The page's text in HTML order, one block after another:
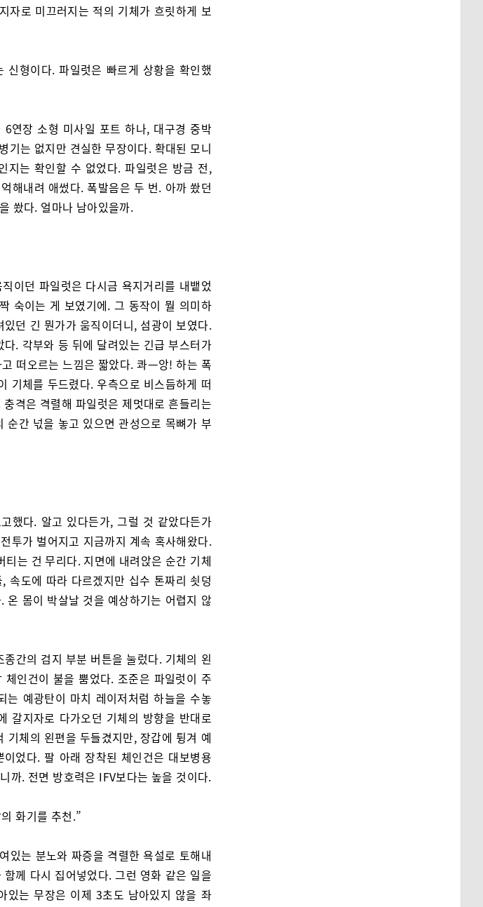
자로 미끄러지는 적의 기체가 흐릿하게 보
형이다. 파일럿은 빠르게 상황을 확인했
연장 소형 미사일 포트 하나, 대구경 중박
기는 없지만 견실한 무장이다. 확대된 모니
지는 확인할 수 없었다. 파일럿은 방금 전,
해내려 애썼다. 폭발음은 두 번. 아까 쐈던
쐈다. 얼마나 남아있을까.
이던 파일럿은 다시금 욕지거리를 내뱉었
숙이는 게 보였기에. 그 동작이 뭘 의미하
던 긴 뭔가가 움직이더니, 섬광이 보였다.
. 각부와 등 뒤에 달려있는 긴급 부스터가
떠오르는 느낌은 짧았다. 콰ㅡ앙! 하는 폭
기체를 두드렸다. 우측으로 비스듬하게 떠
격은 격렬해 파일럿은 제멋대로 흔들리는
순간 넋을 놓고 있으면 관성으로 목뼈가 부
했다. 알고 있다든가, 그럴 것 같았다든가
투가 벌어지고 지금까지 계속 혹사해왔다.
는 건 무리다. 지면에 내려앉은 순간 기체
속도에 따라 다르겠지만 십수 톤짜리 쇳덩
온 몸이 박살날 것을 예상하기는 어렵지 않
간의 검지 부분 버튼을 눌렀다. 기체의 왼
인건이 불을 뿜었다. 조준은 파일럿이 주
는 예광탄이 마치 레이저처럼 하늘을 수놓
갈지자로 다가오던 기체의 방향을 반대로
기체의 왼편을 두들겼지만, 장갑에 튕겨 예
었다. 팔 아래 장착된 체인건은 대보병용
까. 전면 방호력은 IFV보다는 높을 것이다.
화기를 추천.”
있는 분노와 짜증을 격렬한 욕설로 토해내
께 다시 집어넣었다. 그런 영화 같은 일을
있는 무장은 이제 3초도 남아있지 않을 좌